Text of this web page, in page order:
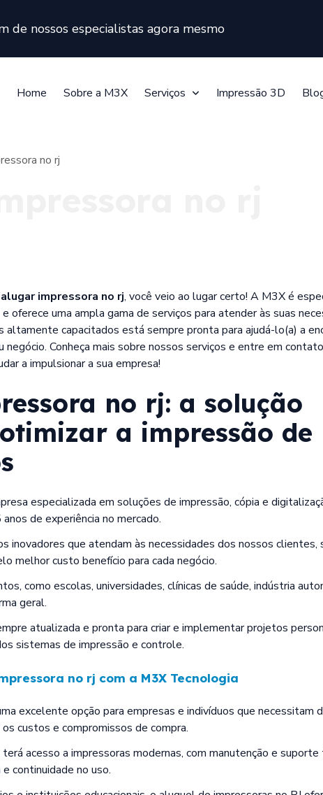
de nossos especialistas agora mesmo
Home Sobre a M3X Serviços Impressão 3D
no rj
alugar impressora no rj, você veio ao lugar certo! A M3X é
e oferece uma ampla gama de serviços para atender às suas
altamente capacitados está sempre pronta para ajudá-lo(a) a
Conheça mais sobre nossos serviços e entre em
a impulsionar a sua empresa!
no rj: a solução
a impressão de
especializada em soluções de impressão, cópia e
de experiência no mercado.
inovadores que atendam às necessidades dos nossos clientes,
melhor custo benefício para cada negócio.
como escolas, universidades, clínicas de saúde, indústria
geral.
atualizada e pronta para criar e implementar projetos
sistemas de impressão e controle.
no rj com a M3X Tecnologia
excelente opção para empresas e indivíduos que necessitam
custos e compromissos de compra.
acesso a impressoras modernas, com manutenção e suporte
continuidade no uso.